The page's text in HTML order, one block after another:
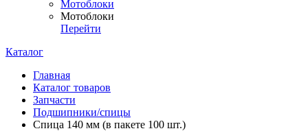
Мотоблоки
Мотоблоки
Перейти
Каталог
Главная
Каталог товаров
Запчасти
Подшипники/спицы
Спица 140 мм (в пакете 100 шт.)